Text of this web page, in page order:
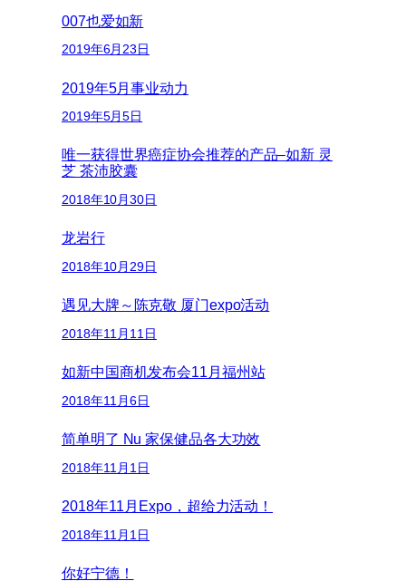
007也爱如新
2019年6月23日
2019年5月事业动力
2019年5月5日
唯一获得世界癌症协会推荐的产品–如新 灵
芝 茶沛胶囊
2018年10月30日
龙岩行
2018年10月29日
遇见大牌～陈克敬 厦门expo活动
2018年11月11日
如新中国商机发布会11月福州站
2018年11月6日
简单明了 Nu 家保健品各大功效
2018年11月1日
2018年11月Expo，超给力活动！
2018年11月1日
你好宁德！